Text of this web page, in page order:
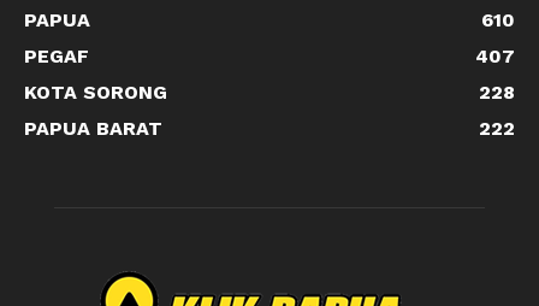
PAPUA
610
PEGAF
407
KOTA SORONG
228
PAPUA BARAT
222